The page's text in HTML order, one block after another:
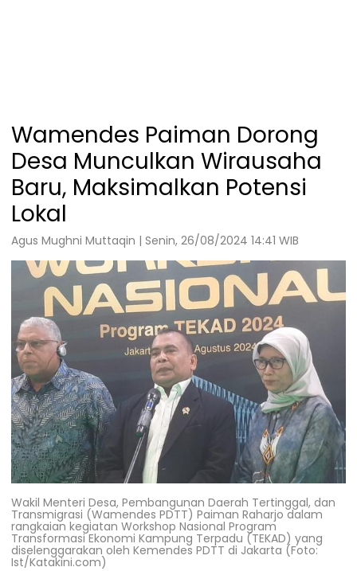
Wamendes Paiman Dorong
Desa Munculkan Wirausaha
Baru, Maksimalkan Potensi
Lokal
Agus Mughni Muttaqin | Senin, 26/08/2024 14:41 WIB
Wakil Menteri Desa, Pembangunan Daerah Tertinggal, dan
Transmigrasi (Wamendes PDTT) Paiman Raharjo dalam
rangkaian kegiatan Workshop Nasional Program
Transformasi Ekonomi Kampung Terpadu (TEKAD) yang
diselenggarakan oleh Kemendes PDTT di Jakarta (Foto:
Ist/Katakini.com)